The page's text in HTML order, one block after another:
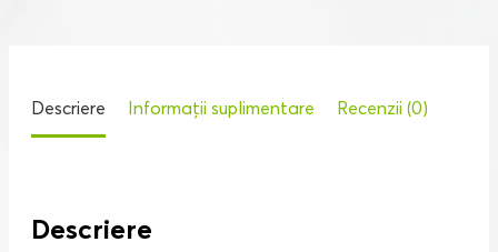
Descriere Informații suplimentare Recenzii (0)
Descriere